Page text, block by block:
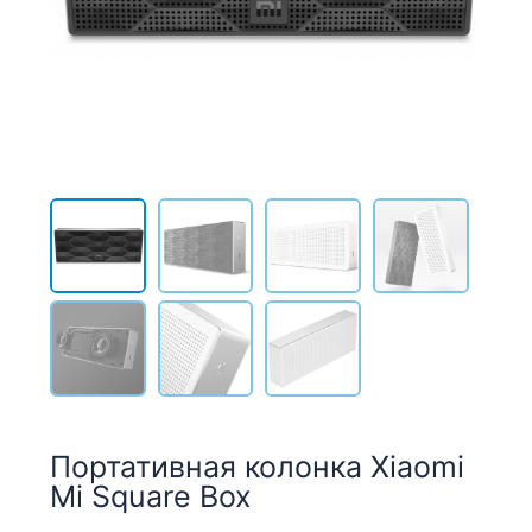
Портативная колонка Xiaomi
Mi Square Box